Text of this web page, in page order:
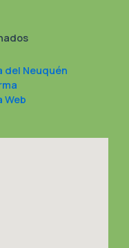
del Neuquén
Web